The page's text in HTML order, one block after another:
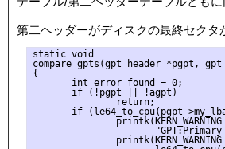
第二ヘッダーがディスクの最終セクタ
static void
compare_gpts(gpt_header *pgpt,
{
       int error_found = 0;
       if (!pgpt || !agpt)
               return;
if (le64_to_cpu(pgpt-
               printk(KERN_WARNING